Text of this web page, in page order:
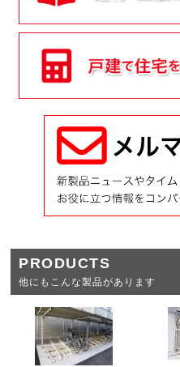
PRODUCTS
他にもこんな製品があります